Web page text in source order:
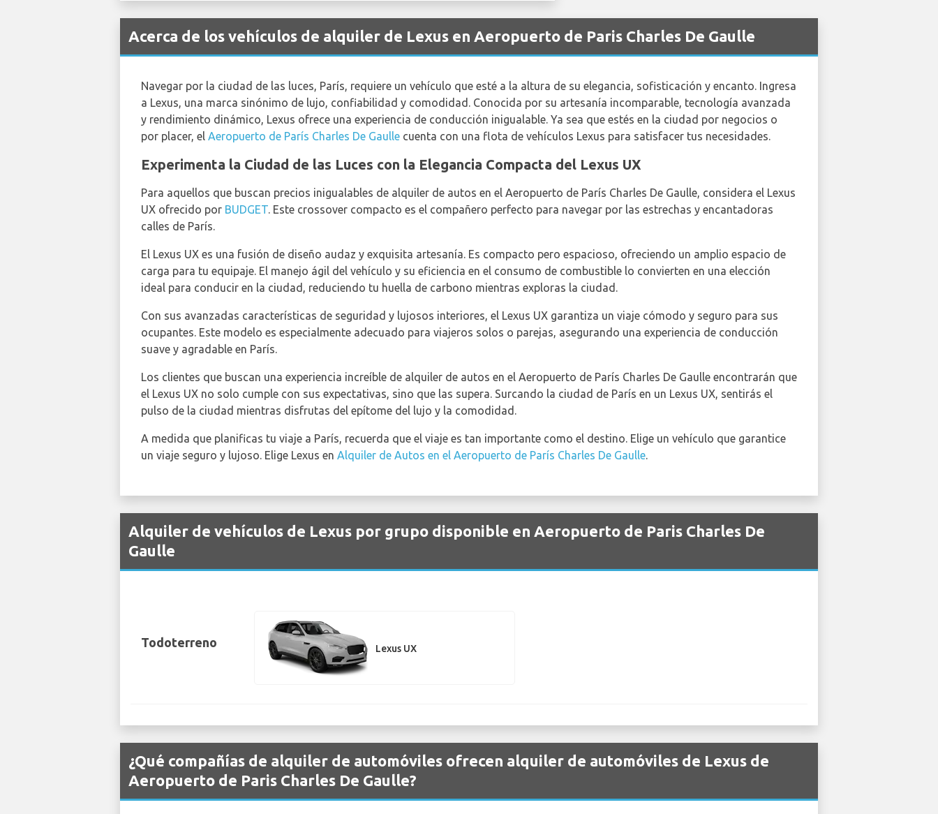
Acerca de los vehículos de alquiler de Lexus en Aeropuerto de Paris Charles De Gaulle
Navegar por la ciudad de las luces, París, requiere un vehículo que esté a la altura de su elegancia, sofisticación y encanto. Ingresa
a Lexus, una marca sinónimo de lujo, confiabilidad y comodidad. Conocida por su artesanía incomparable, tecnología avanzada
y rendimiento dinámico, Lexus ofrece una experiencia de conducción inigualable. Ya sea que estés en la ciudad por negocios o
por placer, el Aeropuerto de París Charles De Gaulle cuenta con una flota de vehículos Lexus para satisfacer tus necesidades.
Experimenta la Ciudad de las Luces con la Elegancia Compacta del Lexus UX
Para aquellos que buscan precios inigualables de alquiler de autos en el Aeropuerto de París Charles De Gaulle, considera el Lexus
UX ofrecido por BUDGET. Este crossover compacto es el compañero perfecto para navegar por las estrechas y encantadoras
calles de París.
El Lexus UX es una fusión de diseño audaz y exquisita artesanía. Es compacto pero espacioso, ofreciendo un amplio espacio de
carga para tu equipaje. El manejo ágil del vehículo y su eficiencia en el consumo de combustible lo convierten en una elección
ideal para conducir en la ciudad, reduciendo tu huella de carbono mientras exploras la ciudad.
Con sus avanzadas características de seguridad y lujosos interiores, el Lexus UX garantiza un viaje cómodo y seguro para sus
ocupantes. Este modelo es especialmente adecuado para viajeros solos o parejas, asegurando una experiencia de conducción
suave y agradable en París.
Los clientes que buscan una experiencia increíble de alquiler de autos en el Aeropuerto de París Charles De Gaulle encontrarán que
el Lexus UX no solo cumple con sus expectativas, sino que las supera. Surcando la ciudad de París en un Lexus UX, sentirás el
pulso de la ciudad mientras disfrutas del epítome del lujo y la comodidad.
A medida que planificas tu viaje a París, recuerda que el viaje es tan importante como el destino. Elige un vehículo que garantice
un viaje seguro y lujoso. Elige Lexus en Alquiler de Autos en el Aeropuerto de París Charles De Gaulle.
Alquiler de vehículos de Lexus por grupo disponible en Aeropuerto de Paris Charles De
Gaulle
Todoterreno Lexus UX
¿Qué compañías de alquiler de automóviles ofrecen alquiler de automóviles de Lexus de
Aeropuerto de Paris Charles De Gaulle?